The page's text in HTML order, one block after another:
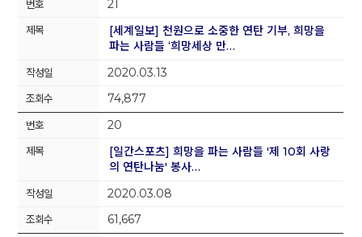
21
[세계일보] 천원으로 소중한 연탄 기부, 희망을
파는 사람들 ‘희망세상 만…
2020.03.13
74,877
20
[일간스포츠] 희망을 파는 사람들 '제 10회 사랑
의 연탄나눔' 봉사…
2020.03.08
61,667